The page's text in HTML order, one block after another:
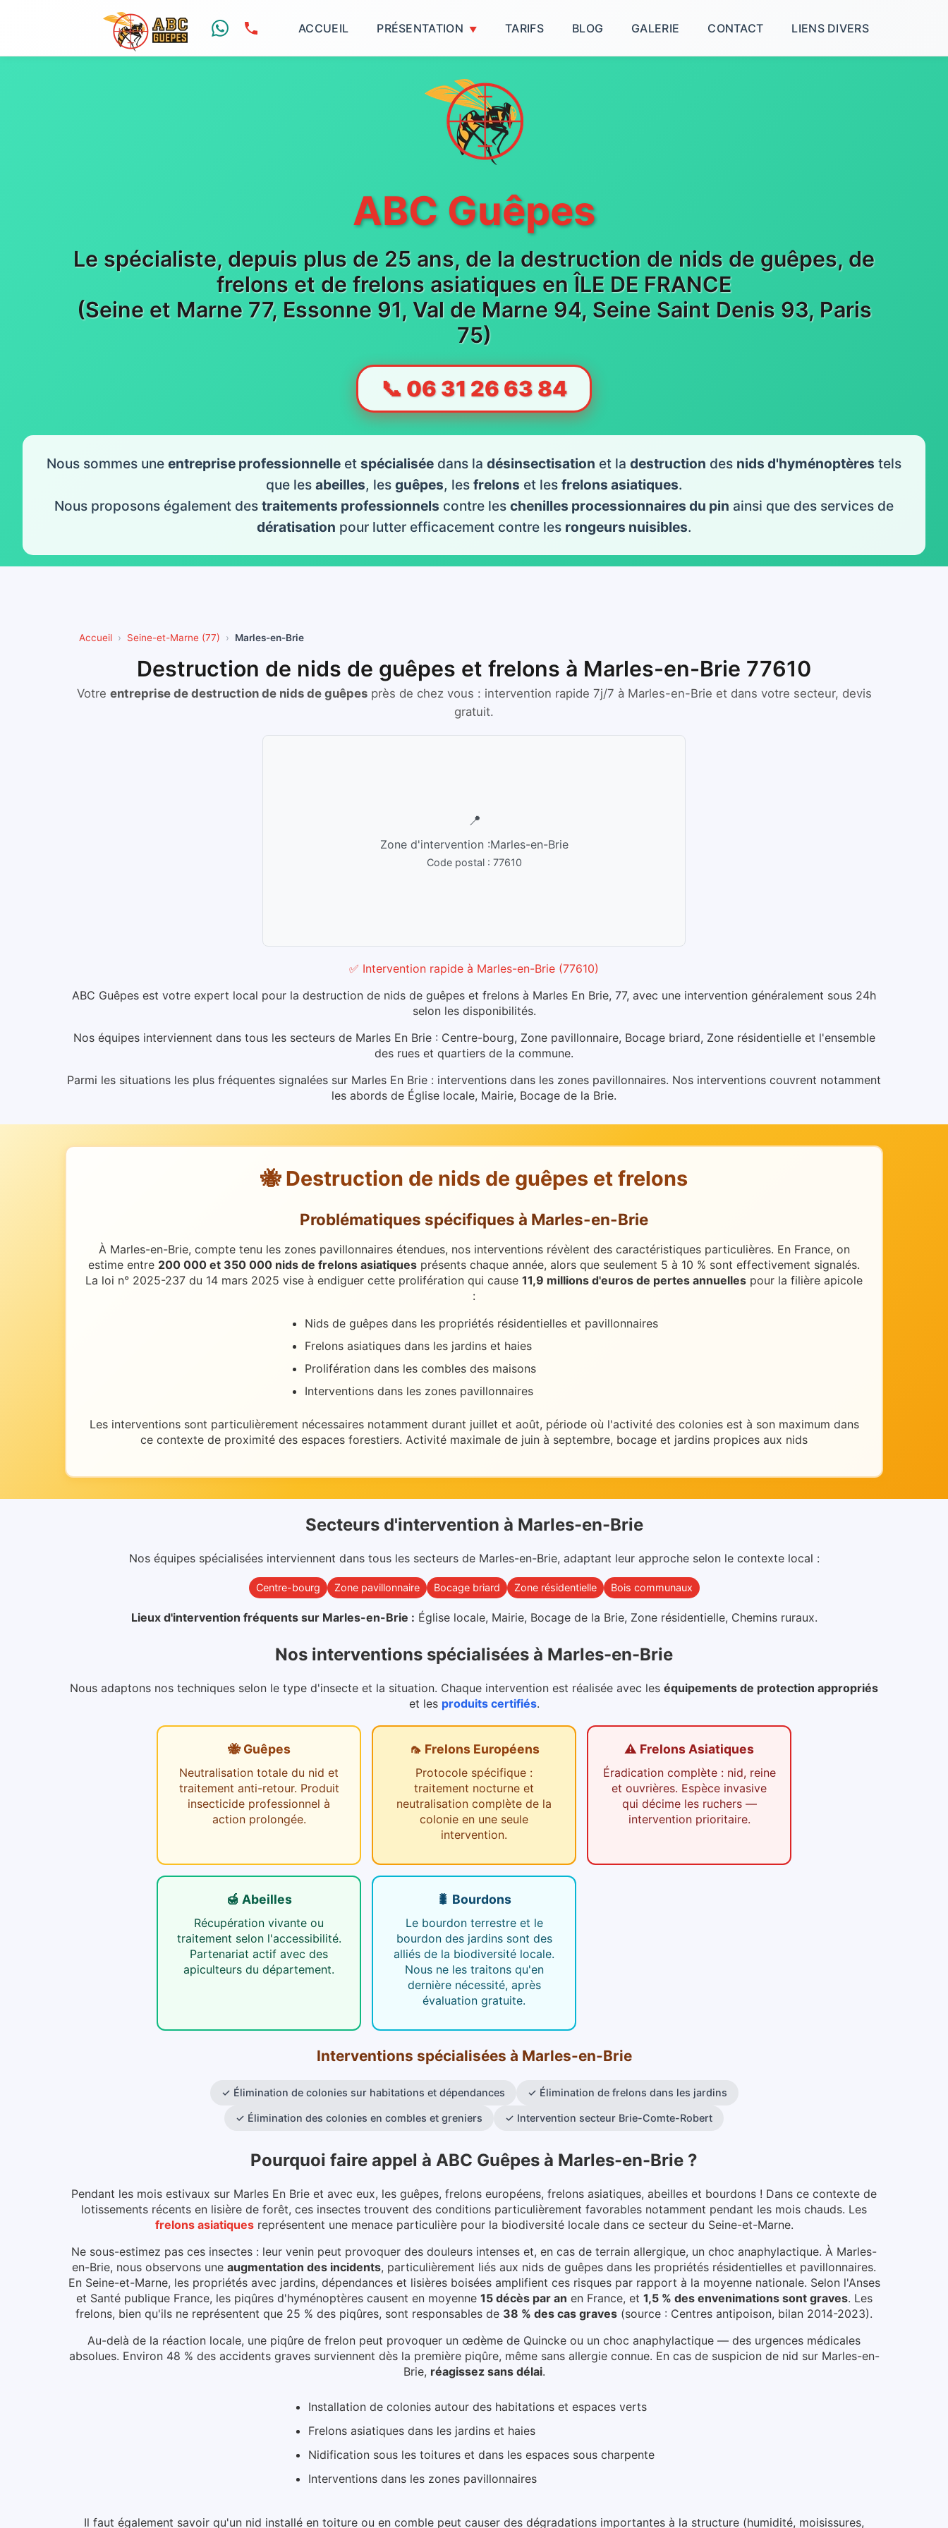
ACCUEIL PRÉSENTATION TARIFS BLOG GALERIE CONTACT LIENS DIVERS
ABC Guêpes
Le spécialiste, depuis plus de 25 ans, de la destruction de nids de guêpes, de
frelons et de frelons asiatiques en ÎLE DE FRANCE
(Seine et Marne 77, Essonne 91, Val de Marne 94, Seine Saint Denis 93, Paris
75)
📞 06 31 26 63 84
Nous sommes une entreprise professionnelle et spécialisée dans la désinsectisation et la destruction des nids d'hyménoptères tels
que les abeilles, les guêpes, les frelons et les frelons asiatiques.
Nous proposons également des traitements professionnels contre les chenilles processionnaires du pin ainsi que des services de
dératisation pour lutter efficacement contre les rongeurs nuisibles.
Accueil Seine-et-Marne (77) Marles-en-Brie
Destruction de nids de guêpes et frelons à Marles-en-Brie 77610
Votre entreprise de destruction de nids de guêpesprès de chez vous : intervention rapide 7j/7 à Marles-en-Brie et dans votre secteur, devis
gratuit.
📍
Zone d'intervention :Marles-en-Brie
Code postal : 77610
✅ Intervention rapide à Marles-en-Brie (77610)
ABC Guêpes est votre expert local pour la destruction de nids de guêpes et frelons à Marles En Brie, 77, avec une intervention généralement sous 24h
selon les disponibilités.
Nos équipes interviennent dans tous les secteurs de Marles En Brie : Centre-bourg, Zone pavillonnaire, Bocage briard, Zone résidentielle et l'ensemble
des rues et quartiers de la commune.
Parmi les situations les plus fréquentes signalées sur Marles En Brie : interventions dans les zones pavillonnaires. Nos interventions couvrent notamment
les abords de Église locale, Mairie, Bocage de la Brie.
🐝 Destruction de nids de guêpes et frelons
Problématiques spécifiques à Marles-en-Brie
À Marles-en-Brie, compte tenu les zones pavillonnaires étendues, nos interventions révèlent des caractéristiques particulières. En France, on
estime entre 200 000 et 350 000 nids de frelons asiatiques présents chaque année, alors que seulement 5 à 10 % sont effectivement signalés.
La loi n° 2025-237 du 14 mars 2025 vise à endiguer cette prolifération qui cause 11,9 millions d'euros de pertes annuelles pour la filière apicole
:
Nids de guêpes dans les propriétés résidentielles et pavillonnaires
Frelons asiatiques dans les jardins et haies
Prolifération dans les combles des maisons
Interventions dans les zones pavillonnaires
Les interventions sont particulièrement nécessaires notamment durant juillet et août, période où l'activité des colonies est à son maximum dans
ce contexte de proximité des espaces forestiers. Activité maximale de juin à septembre, bocage et jardins propices aux nids
Secteurs d'intervention à Marles-en-Brie
Nos équipes spécialisées interviennent dans tous les secteurs de Marles-en-Brie, adaptant leur approche selon le contexte local :
Centre-bourg Zone pavillonnaire Bocage briard Zone résidentielle Bois communaux
Lieux d'intervention fréquents sur Marles-en-Brie : Église locale, Mairie, Bocage de la Brie, Zone résidentielle, Chemins ruraux.
Nos interventions spécialisées à Marles-en-Brie
Nous adaptons nos techniques selon le type d'insecte et la situation. Chaque intervention est réalisée avec les équipements de protection appropriés
et les produits certifiés.
🐝 Guêpes
Neutralisation totale du nid et
traitement anti-retour. Produit
insecticide professionnel à
action prolongée.
🦟 Frelons Européens
Protocole spécifique :
traitement nocturne et
neutralisation complète de la
colonie en une seule
intervention.
⚠️ Frelons Asiatiques
Éradication complète : nid, reine
et ouvrières. Espèce invasive
qui décime les ruchers —
intervention prioritaire.
🍯 Abeilles
Récupération vivante ou
traitement selon l'accessibilité.
Partenariat actif avec des
apiculteurs du département.
🐛 Bourdons
Le bourdon terrestre et le
bourdon des jardins sont des
alliés de la biodiversité locale.
Nous ne les traitons qu'en
dernière nécessité, après
évaluation gratuite.
Interventions spécialisées à Marles-en-Brie
✓ Élimination de colonies sur habitations et dépendances ✓ Élimination de frelons dans les jardins
✓ Élimination des colonies en combles et greniers ✓ Intervention secteur Brie-Comte-Robert
Pourquoi faire appel à ABC Guêpes à Marles-en-Brie ?
Pendant les mois estivaux sur Marles En Brie et avec eux, les guêpes, frelons européens, frelons asiatiques, abeilles et bourdons ! Dans ce contexte de
lotissements récents en lisière de forêt, ces insectes trouvent des conditions particulièrement favorables notamment pendant les mois chauds. Les
frelons asiatiques représentent une menace particulière pour la biodiversité locale dans ce secteur du Seine-et-Marne.
Ne sous-estimez pas ces insectes : leur venin peut provoquer des douleurs intenses et, en cas de terrain allergique, un choc anaphylactique. À Marles-
en-Brie, nous observons une augmentation des incidents, particulièrement liés aux nids de guêpes dans les propriétés résidentielles et pavillonnaires.
En Seine-et-Marne, les propriétés avec jardins, dépendances et lisières boisées amplifient ces risques par rapport à la moyenne nationale. Selon l'Anses
et Santé publique France, les piqûres d'hyménoptères causent en moyenne 15 décès par an en France, et 1,5 % des envenimations sont graves. Les
frelons, bien qu'ils ne représentent que 25 % des piqûres, sont responsables de 38 % des cas graves (source : Centres antipoison, bilan 2014-2023).
Au-delà de la réaction locale, une piqûre de frelon peut provoquer un œdème de Quincke ou un choc anaphylactique — des urgences médicales
absolues. Environ 48 % des accidents graves surviennent dès la première piqûre, même sans allergie connue. En cas de suspicion de nid sur Marles-en-
Brie, réagissez sans délai.
Installation de colonies autour des habitations et espaces verts
Frelons asiatiques dans les jardins et haies
Nidification sous les toitures et dans les espaces sous charpente
Interventions dans les zones pavillonnaires
Il faut également savoir qu'un nid installé en toiture ou en comble peut causer des dégradations importantes à la structure (humidité, moisissures,